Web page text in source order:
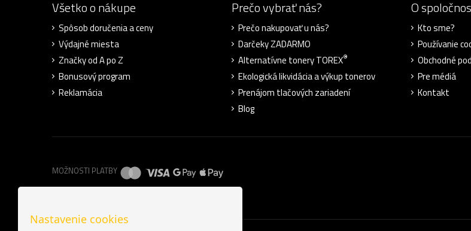
Všetko o nákupe
Spôsob doručenia a ceny
Výdajné miesta
Značky od A po Z
Bonusový program
Reklamácia
Prečo vybrať nás?
Prečo nakupovať u nás?
Darčeky ZADARMO
Alternatívne tonery TOREX®
Ekologická likvidácia a výkup tonerov
Prenájom tlačových zariadení
Blog
O
Kto sme?
Používanie
Obchodné
Pre médiá
Kontakt
MOŽNOSTI PLATBY
Nastavenie cookies